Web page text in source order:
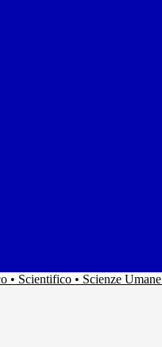
• Scientifico • Scienze Umane